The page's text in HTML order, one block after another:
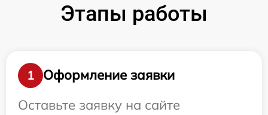
Этапы работы
1
Оформление заявки
Оставьте заявку на сайте